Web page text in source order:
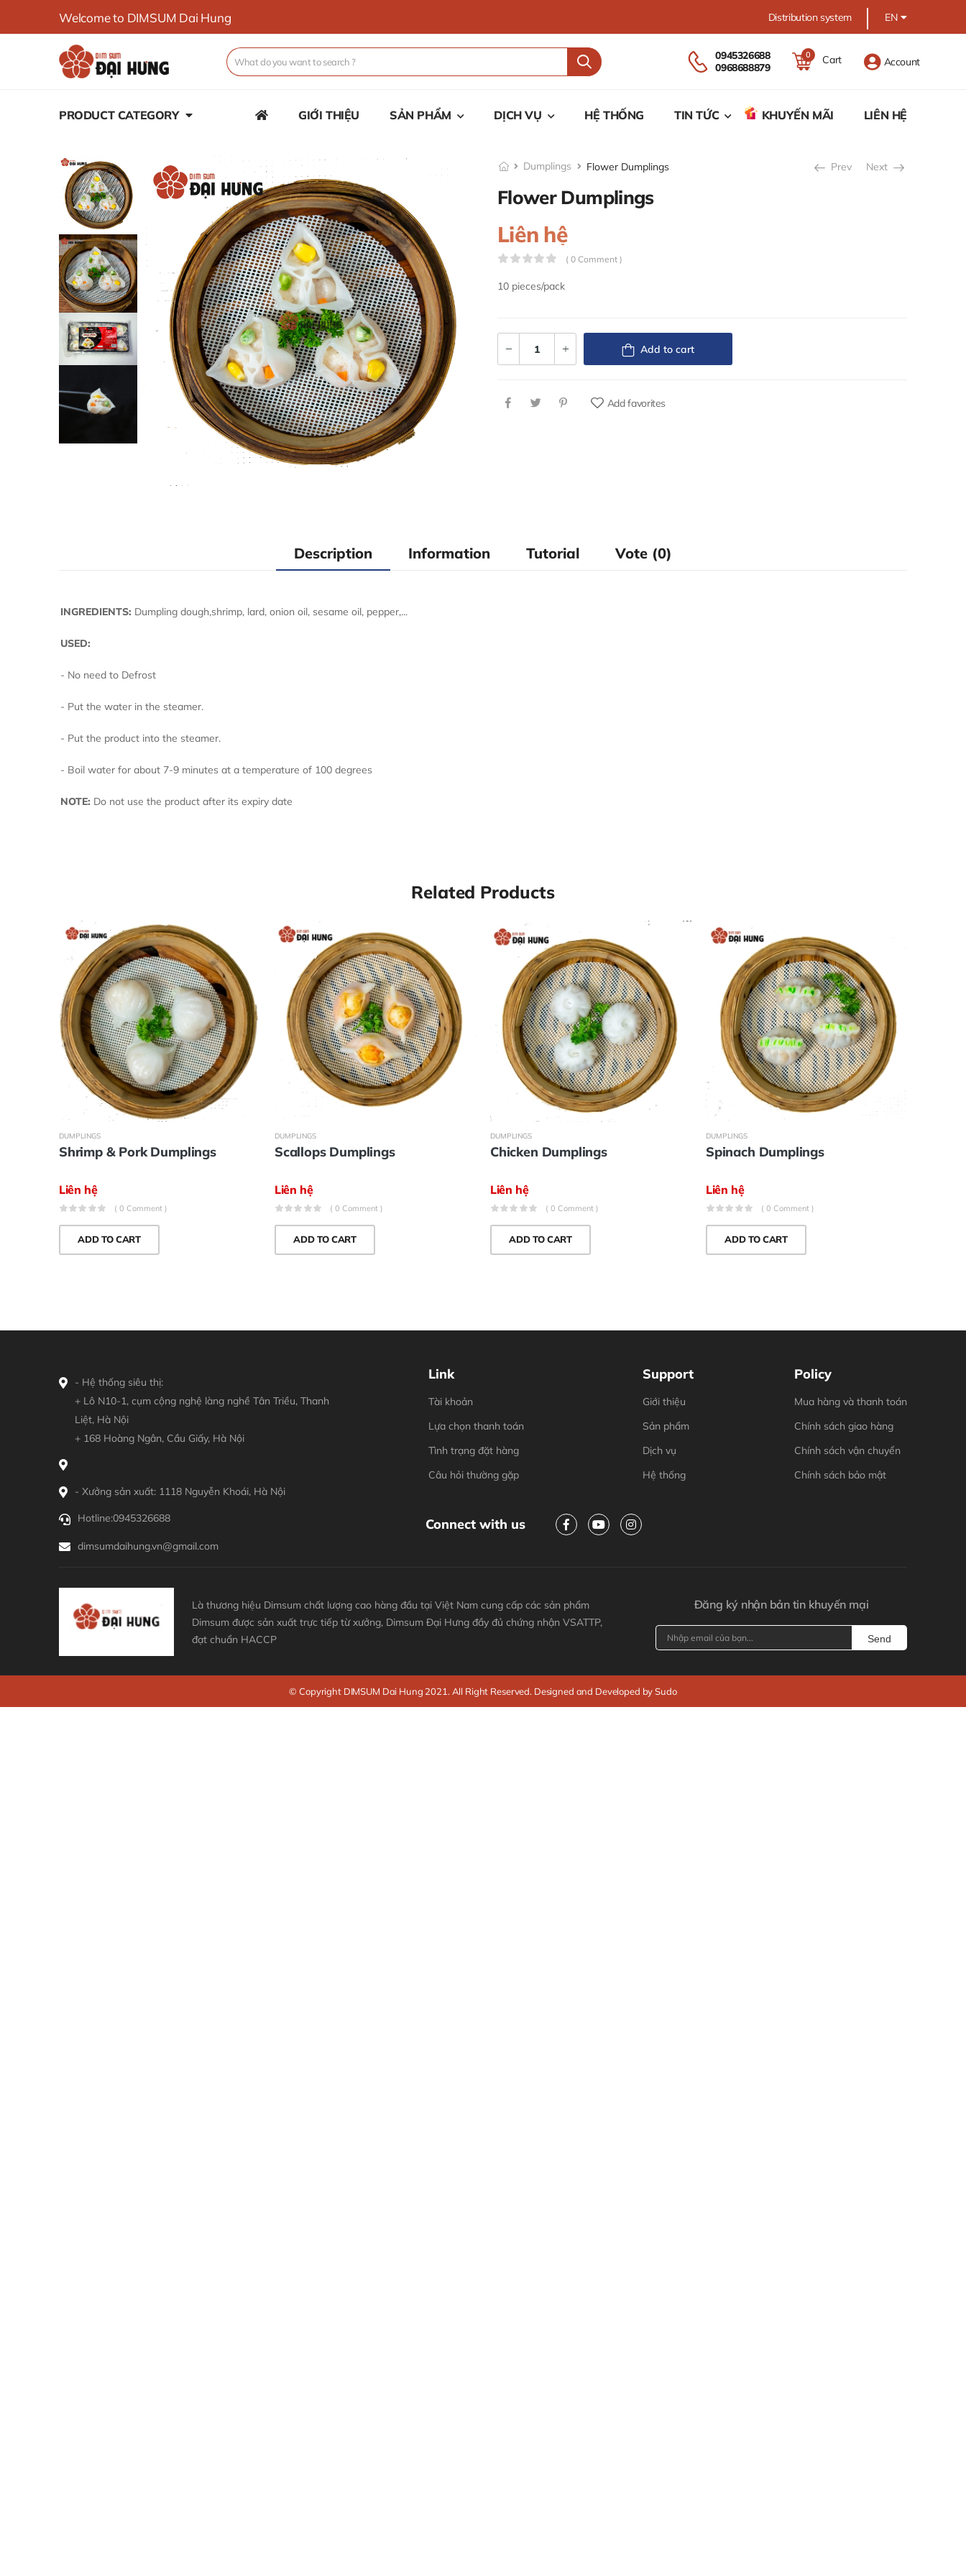
Welcome to DIMSUM Dai Hung Distribution system EN
0945326688
0968688879
0 Cart Account
PRODUCT CATEGORY GIỚI THIỆU SẢN PHẨM DỊCH VỤ HỆ THỐNG TIN TỨC KHUYẾN MÃI LIÊN HỆ
Dumplings Flower Dumplings Prev Next
Flower Dumplings
Liên hệ
( 0 Comment )
10 pieces/pack
Add to cart
Add favorites
Description Information Tutorial Vote (0)
INGREDIENTS: Dumpling dough,shrimp, lard, onion oil, sesame oil, pepper,...
USED:
- No need to Defrost
- Put the water in the steamer.
- Put the product into the steamer.
- Boil water for about 7-9 minutes at a temperature of 100 degrees
NOTE: Do not use the product after its expiry date
Related Products
DUMPLINGS
Shrimp & Pork Dumplings
Liên hệ
( 0 Comment )
ADD TO CART
DUMPLINGS
Scallops Dumplings
Liên hệ
( 0 Comment )
ADD TO CART
DUMPLINGS
Chicken Dumplings
Liên hệ
( 0 Comment )
ADD TO CART
DUMPLINGS
Spinach Dumplings
Liên hệ
( 0 Comment )
ADD TO CART
- Hệ thống siêu thị:
+ Lô N10-1, cụm cộng nghệ làng nghề Tân Triều, Thanh
Liệt, Hà Nội
+ 168 Hoàng Ngân, Cầu Giấy, Hà Nội
- Xưởng sản xuất: 1118 Nguyễn Khoái, Hà Nội
Hotline:0945326688
dimsumdaihung.vn@gmail.com
Link
Tài khoản
Lựa chọn thanh toán
Tình trạng đặt hàng
Câu hỏi thường gặp
Support
Giới thiệu
Sản phẩm
Dịch vụ
Hệ thống
Policy
Mua hàng và thanh toán
Chính sách giao hàng
Chính sách vận chuyển
Chính sách bảo mật
Connect with us
Là thương hiệu Dimsum chất lượng cao hàng đầu tại Việt Nam cung cấp các sản phẩm
Dimsum được sản xuất trực tiếp từ xưởng, Dimsum Đại Hưng đầy đủ chứng nhận VSATTP,
đạt chuẩn HACCP
Đăng ký nhận bản tin khuyến mại
Send
© Copyright DIMSUM Dai Hung 2021. All Right Reserved. Designed and Developed by Sudo